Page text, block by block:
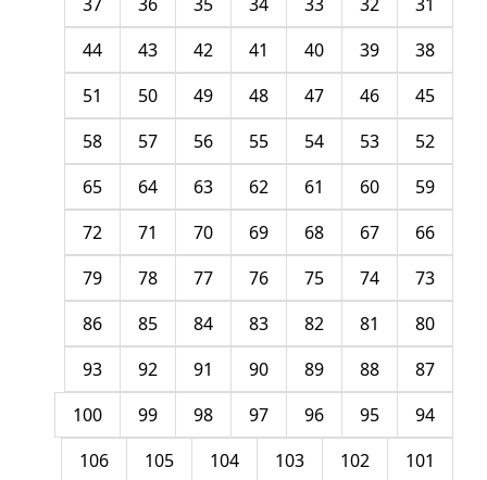
38
39
40
41
42
43
44
45
46
47
48
49
50
51
52
53
54
55
56
57
58
59
60
61
62
63
64
65
66
67
68
69
70
71
72
73
74
75
76
77
78
79
80
81
82
83
84
85
86
87
88
89
90
91
92
93
94
95
96
97
98
99
100
101
102
103
104
105
106